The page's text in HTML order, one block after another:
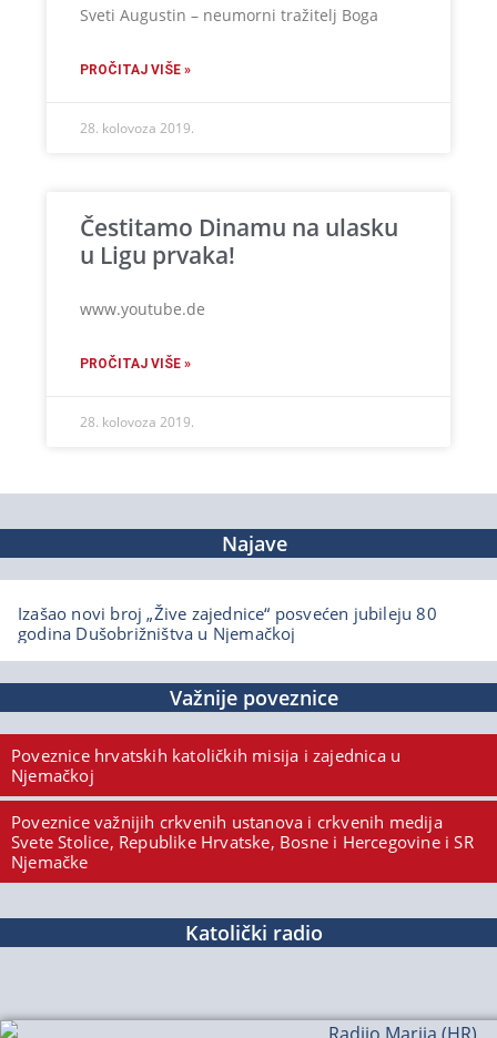
Sveti Augustin – neumorni tražitelj Boga
PROČITAJ VIŠE »
28. kolovoza 2019.
Čestitamo Dinamu na ulasku
u Ligu prvaka!
www.youtube.de
PROČITAJ VIŠE »
28. kolovoza 2019.
Najave
Izašao novi broj „Žive zajednice“ posvećen jubileju 80
godina Dušobrižništva u Njemačkoj
Važnije poveznice
Poveznice hrvatskih katoličkih misija i zajednica u
Njemačkoj
Poveznice važnijih crkvenih ustanova i crkvenih medija
Svete Stolice, Republike Hrvatske, Bosne i Hercegovine i SR
Njemačke
Katolički radio